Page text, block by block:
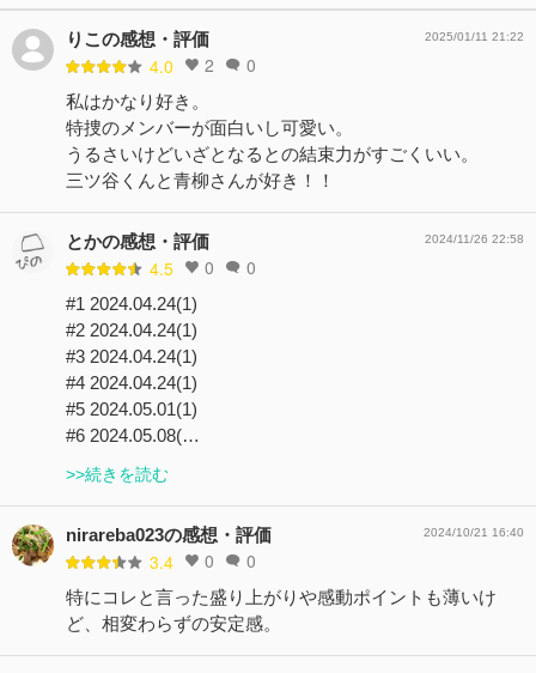
りこの感想・評価
4.0 2 0
2025/01/11 21:22
私はかなり好き。
特捜のメンバーが面白いし可愛い。
うるさいけどいざとなるとの結束力がすごくいい。
三ツ谷くんと青柳さんが好き！！
とかの感想・評価
4.5 0 0
2024/11/26 22:58
#1 2024.04.24(1)
#2 2024.04.24(1)
#3 2024.04.24(1)
#4 2024.04.24(1)
#5 2024.05.01(1)
#6 2024.05.08(…
>>続きを読む
nirareba023の感想・評価
3.4 0 0
2024/10/21 16:40
特にコレと言った盛り上がりや感動ポイントも薄いけ
ど、相変わらずの安定感。